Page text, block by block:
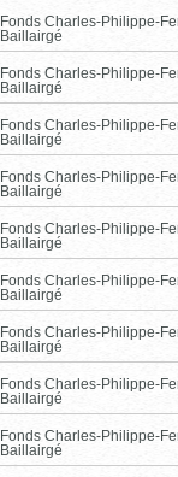
Fonds Charles-Philippe-
Baillairgé
Fonds Charles-Philippe-
Baillairgé
Fonds Charles-Philippe-
Baillairgé
Fonds Charles-Philippe-
Baillairgé
Fonds Charles-Philippe-
Baillairgé
Fonds Charles-Philippe-
Baillairgé
Fonds Charles-Philippe-
Baillairgé
Fonds Charles-Philippe-
Baillairgé
Fonds Charles-Philippe-
Baillairgé